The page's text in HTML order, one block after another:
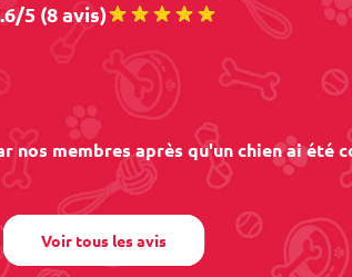
5 (8 avis)
nos membres après qu'un chien ai été
Voir tous les avis